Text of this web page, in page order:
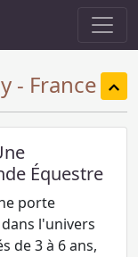
- France
Équestre
porte
l'univers
de 3 à 6 ans,